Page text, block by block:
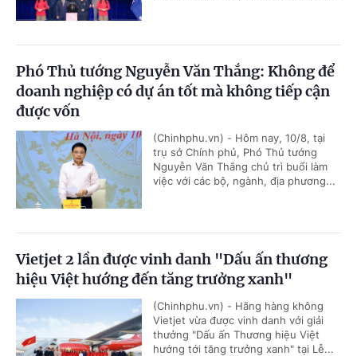
Phó Thủ tướng Nguyễn Văn Thắng: Không để
doanh nghiệp có dự án tốt mà không tiếp cận
được vốn
(Chinhphu.vn) - Hôm nay, 10/8, tại
trụ sở Chính phủ, Phó Thủ tướng
Nguyễn Văn Thắng chủ trì buổi làm
việc với các bộ, ngành, địa phương...
Vietjet 2 lần được vinh danh "Dấu ấn thương
hiệu Việt hướng đến tăng trưởng xanh"
(Chinhphu.vn) - Hãng hàng không
Vietjet vừa được vinh danh với giải
thưởng "Dấu ấn Thương hiệu Việt
hướng tới tăng trưởng xanh" tại Lễ...